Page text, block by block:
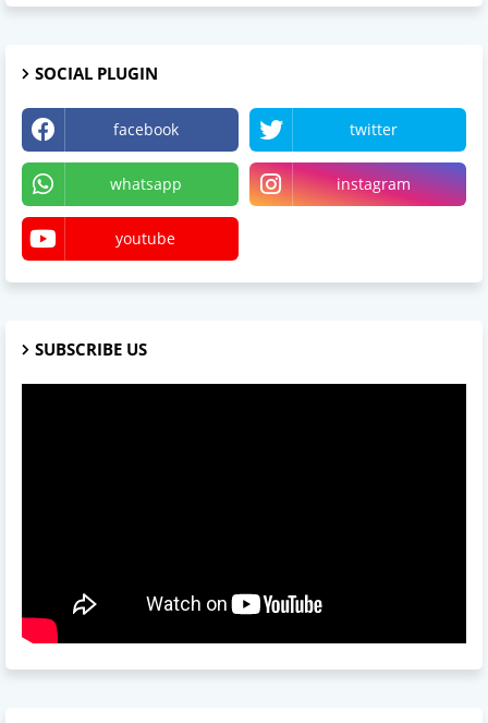
SOCIAL PLUGIN
facebook twitter
whatsapp instagram
youtube
SUBSCRIBE US